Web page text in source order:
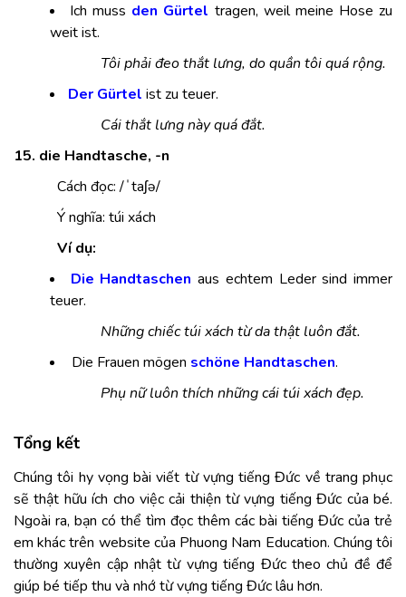
Ich muss den Gürtel tragen, weil meine Hose zu
weit ist.
Tôi phải đeo thắt lưng, do quần tôi quá rộng.
Der Gürtel ist zu teuer.
Cái thắt lưng này quá đắt.
15. die Handtasche, -n
Cách đọc: /ˈtaʃə/
Ý nghĩa: túi xách
Ví dụ:
Die Handtaschen aus echtem Leder sind immer
teuer.
Những chiếc túi xách từ da thật luôn đắt.
Die Frauen mögen schöne Handtaschen.
Phụ nữ luôn thích những cái túi xách đẹp.
Tổng kết
Chúng tôi hy vọng bài viết từ vựng tiếng Đức về trang phục
sẽ thật hữu ích cho việc cải thiện từ vựng tiếng Đức của bé.
Ngoài ra, bạn có thể tìm đọc thêm các bài tiếng Đức của trẻ
em khác trên website của Phuong Nam Education. Chúng tôi
thường xuyên cập nhật từ vựng tiếng Đức theo chủ đề để
giúp bé tiếp thu và nhớ từ vựng tiếng Đức lâu hơn.